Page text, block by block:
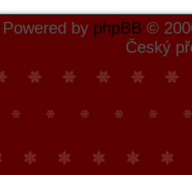
Powered by phpBB ©
Český